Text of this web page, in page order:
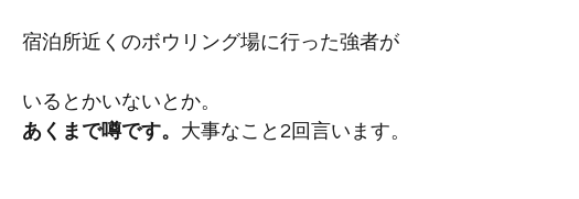
宿泊所近くのボウリング場に行った強者が
いるとかいないとか。
あくまで噂です。 大事なこと2回言います。